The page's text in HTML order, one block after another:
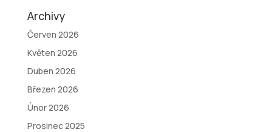
Archivy
Červen 2026
Květen 2026
Duben 2026
Březen 2026
Únor 2026
Prosinec 2025